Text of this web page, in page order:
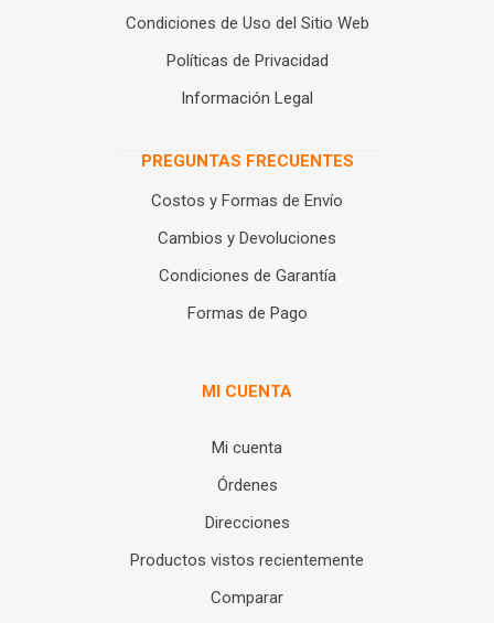
Condiciones de Uso del Sitio Web
Políticas de Privacidad
Información Legal
PREGUNTAS FRECUENTES
Costos y Formas de Envío
Cambios y Devoluciones
Condiciones de Garantía
Formas de Pago
MI CUENTA
Mi cuenta
Órdenes
Direcciones
Productos vistos recientemente
Comparar